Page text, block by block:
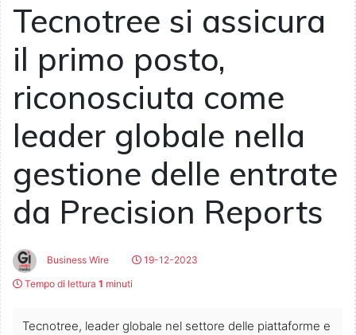
Tecnotree si assicura
il primo posto,
riconosciuta come
leader globale nella
gestione delle entrate
da Precision Reports
Business Wire
19-12-2023
Tempo di lettura 1 minuti
Tecnotree, leader globale nel settore delle piattaforme e